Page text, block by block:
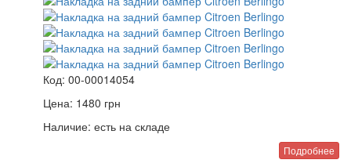
Код: 00-00014054
Цена: 1480 грн
Наличие: есть на складе
Подробнее